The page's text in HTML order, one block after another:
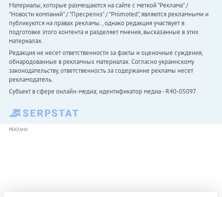
Материалы, которые размещаются на сайте с меткой "Реклама" /
"Новости компаний" / "Пресрелиз" / "Promoted", являются рекламными и
публикуются на правах рекламы. , однако редакция участвует в
подготовке этого контента и разделяет мнения, высказанные в этих
материалах.
Редакция не несет ответственности за факты и оценочные суждения,
обнародованные в рекламных материалах. Согласно украинскому
законодательству, ответственность за содержание рекламы несет
рекламодатель.
Субъект в сфере онлайн-медиа; идентификатор медиа - R40-05097
РЕКЛАМА